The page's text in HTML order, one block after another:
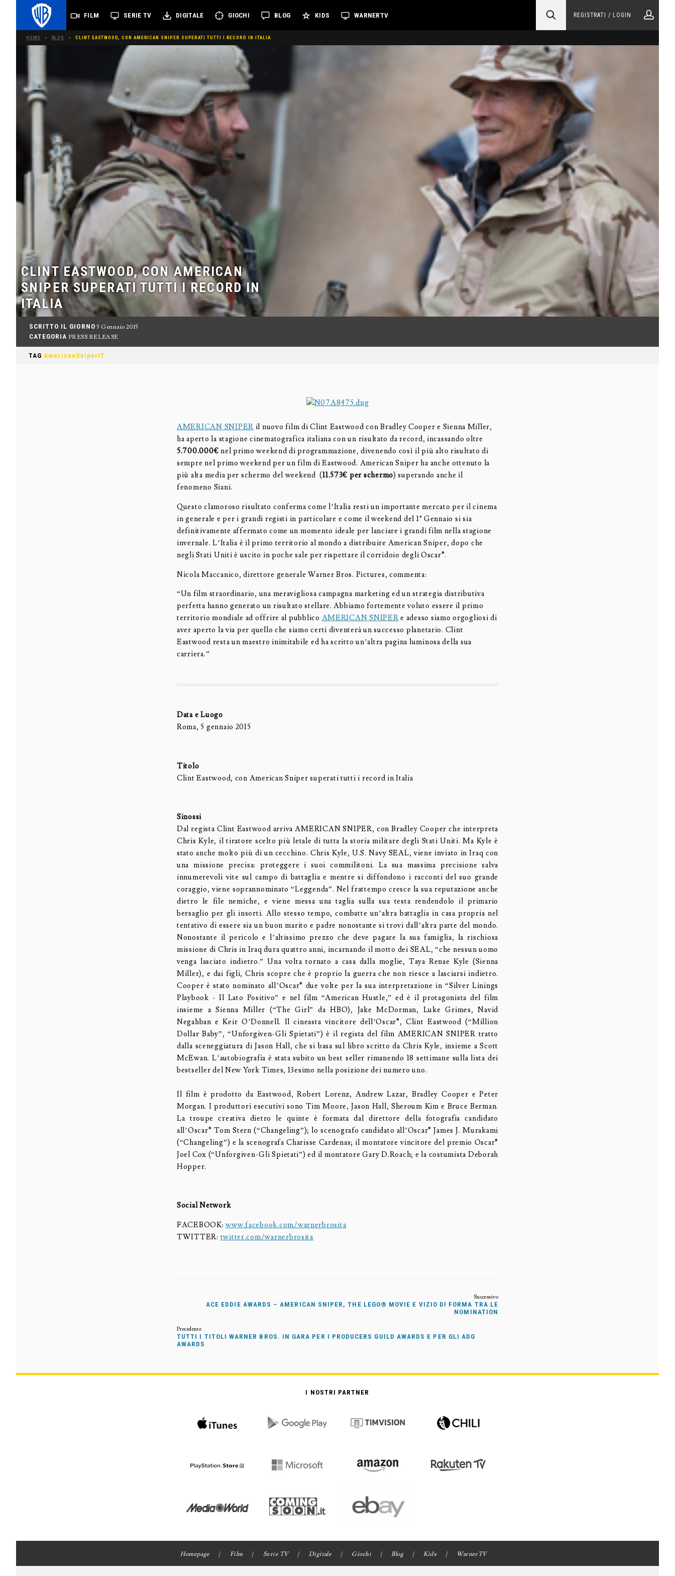
FILM SERIE TV DIGITALE GIOCHI BLOG KIDS WARNERTV REGISTRATI / LOGIN
HOME > BLOG > CLINT EASTWOOD, CON AMERICAN SNIPER SUPERATI TUTTI I RECORD IN ITALIA
CLINT EASTWOOD, CON AMERICAN
SNIPER SUPERATI TUTTI I RECORD IN
ITALIA
SCRITTO IL GIORNO 5 Gennaio 2015
CATEGORIA PRESS RELEASE
TAGAmericanSniperIT
AMERICAN SNIPER il nuovo film di Clint Eastwood con Bradley Cooper e Sienna Miller,
ha aperto la stagione cinematografica italiana con un risultato da record, incassando oltre
5.700.000€ nel primo weekend di programmazione, divenendo così il più alto risultato di
sempre nel primo weekend per un film di Eastwood. American Sniper ha anche ottenuto la
più alta media per schermo del weekend (11.573€ per schermo) superando anche il
fenomeno Siani.
Questo clamoroso risultato conferma come l’Italia resti un importante mercato per il cinema
in generale e per i grandi registi in particolare e come il weekend del 1° Gennaio si sia
definitivamente affermato come un momento ideale per lanciare i grandi film nella stagione
invernale. L’Italia è il primo territorio al mondo a distribuire American Sniper, dopo che
negli Stati Uniti è uscito in poche sale per rispettare il corridoio degli Oscar®.
Nicola Maccanico, direttore generale Warner Bros. Pictures, commenta:
“Un film straordinario, una meravigliosa campagna marketing ed un strategia distributiva
perfetta hanno generato un risultato stellare. Abbiamo fortemente voluto essere il primo
territorio mondiale ad offrire al pubblico AMERICAN SNIPER e adesso siamo orgogliosi di
aver aperto la via per quello che siamo certi diventerà un successo planetario. Clint
Eastwood resta un maestro inimitabile ed ha scritto un’altra pagina luminosa della sua
carriera‎.”
Data e Luogo
Roma, 5 gennaio 2015
Titolo
Clint Eastwood, con American Sniper superati tutti i record in Italia
Sinossi
Dal regista Clint Eastwood arriva AMERICAN SNIPER, con Bradley Cooper che interpreta
Chris Kyle, il tiratore scelto più letale di tutta la storia militare degli Stati Uniti. Ma Kyle è
stato anche molto più di un cecchino. Chris Kyle, U.S. Navy SEAL, viene inviato in Iraq con
una missione precisa: proteggere i suoi commilitoni. La sua massima precisione salva
innumerevoli vite sul campo di battaglia e mentre si diffondono i racconti del suo grande
coraggio, viene soprannominato “Leggenda”. Nel frattempo cresce la sua reputazione anche
dietro le file nemiche, e viene messa una taglia sulla sua testa rendendolo il primario
bersaglio per gli insorti. Allo stesso tempo, combatte un’altra battaglia in casa propria nel
tentativo di essere sia un buon marito e padre nonostante si trovi dall’altra parte del mondo.
Nonostante il pericolo e l’altissimo prezzo che deve pagare la sua famiglia, la rischiosa
missione di Chris in Iraq dura quattro anni, incarnando il motto dei SEAL, “che nessun uomo
venga lasciato indietro.” Una volta tornato a casa dalla moglie, Taya Renae Kyle (Sienna
Miller), e dai figli, Chris scopre che è proprio la guerra che non riesce a lasciarsi indietro.
Cooper è stato nominato all’Oscar® due volte per la sua interpretazione in “Silver Linings
Playbook - Il Lato Positivo” e nel film “American Hustle,” ed è il protagonista del film
insieme a Sienna Miller (“The Girl” da HBO), Jake McDorman, Luke Grimes, Navid
Negahban e Keir O’Donnell. Il cineasta vincitore dell’Oscar®, Clint Eastwood (“Million
Dollar Baby”, “Unforgiven-Gli Spietati”) è il regista del film AMERICAN SNIPER tratto
dalla sceneggiatura di Jason Hall, che si basa sul libro scritto da Chris Kyle, insieme a Scott
McEwan. L’autobiografia è stata subito un best seller rimanendo 18 settimane sulla lista dei
bestseller del New York Times, 13esimo nella posizione dei numero uno.
Il film è prodotto da Eastwood, Robert Lorenz, Andrew Lazar, Bradley Cooper e Peter
Morgan. I produttori esecutivi sono Tim Moore, Jason Hall, Sheroum Kim e Bruce Berman.
La troupe creativa dietro le quinte è formata dal direttore della fotografia candidato
all’Oscar® Tom Stern (“Changeling”); lo scenografo candidato all’Oscar® James J. Murakami
(“Changeling”) e la scenografa Charisse Cardenas; il montatore vincitore del premio Oscar®
Joel Cox (“Unforgiven-Gli Spietati”) ed il montatore Gary D.Roach; e la costumista Deborah
Hopper.
Social Network
FACEBOOK:www.facebook.com/warnerbrosita
TWITTER: twitter.com/warnerbrosita
ACE EDDIE AWARDS – AMERICAN SNIPER, THE LEGO® MOVIE E VIZIO DI FORMA TRA LE
NOMINATION
TUTTI I TITOLI WARNER BROS. IN GARA PER I PRODUCERS GUILD AWARDS E PER GLI ADG
AWARDS
I NOSTRI PARTNER
Homepage Film Serie TV Digitale Giochi Blog Kids WarnerTV